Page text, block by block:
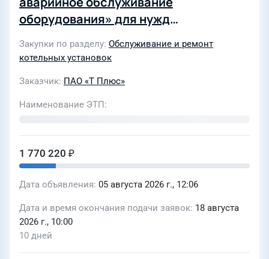
оборудования» для нужд
Центральных котельных города
Екатеринбурга филиала
(11/27)
Закупки по разделу Обслуживание и ремонт
котельных установок
Заказчик ПАО «Т Плюс»
Наименование ЭТП
1 770 220 ₽
Дата объявления 05 августа 2026 г., 12:06
Дата и время окончания подачи заявок 18 августа
2026 г., 10:00
10 дней